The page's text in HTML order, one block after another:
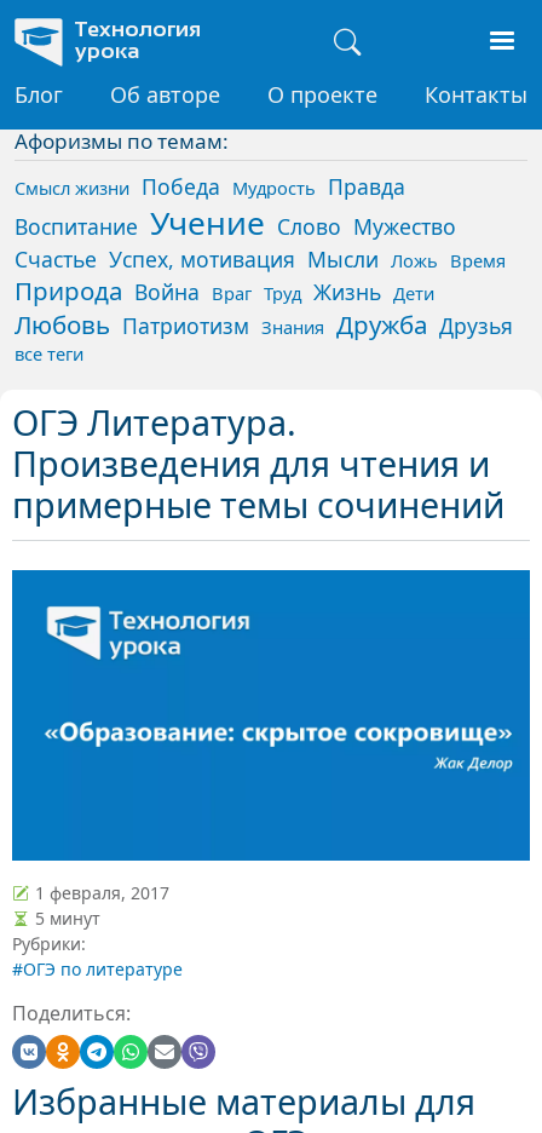
Перейти к основному содержанию
Технология
урока
Найти
Основная навигация
Блог Об авторе О проекте Контакты
ОГЭ Литература.
Произведения для чтения и
примерные темы сочинений
1 февраля, 2017
5 минут
Рубрики:
#ОГЭ по литературе
Поделиться:
Избранные материалы для
Афоризмы по темам:
Смысл жизни Победа Мудрость Правда
Воспитание Учение Слово Мужество
Счастье Успех, мотивация Мысли Ложь Время
Природа Война Враг Труд Жизнь Дети
Любовь Патриотизм Знания Дружба Друзья
все теги